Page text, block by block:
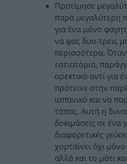
Προτίμησε
παρά μεγαλύτερη
για ένα μόνο
να φας δυο-τρεις
περισσότερα.
εστιατόρια,
ορεκτικά αντί για
πρότεινε στην
ισπανικό και να
τάπας. Αυτή η
δοκιμάσεις σε ένα
διαφορετικές
χορταίνει όχι
αλλά και το μάτι